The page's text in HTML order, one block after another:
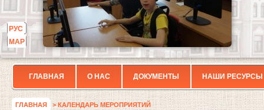
РУС
МАР
ГЛАВНАЯ О НАС ДОКУМЕНТЫ НАШИ РЕСУРСЫ
ГЛАВНАЯ > КАЛЕНДАРЬ МЕРОПРИЯТИЙ